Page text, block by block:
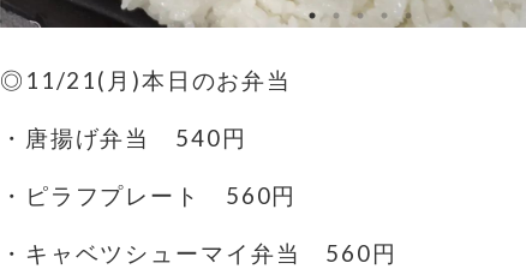
◎11/21(月)本日のお弁当
・唐揚げ弁当 540円
・ピラフプレート 560円
・キャベツシューマイ弁当 560円